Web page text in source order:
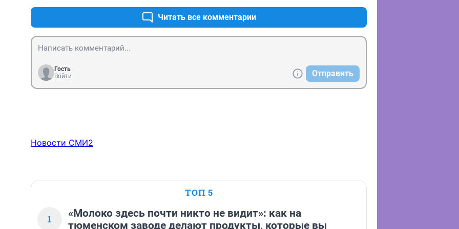
Читать все комментарии
Гость
Войти
Отправить
Новости СМИ2
ТОП 5
1
«Молоко здесь почти никто не видит»: как на
тюменском заводе делают продукты, которые вы